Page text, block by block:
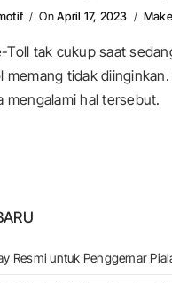
OnApril 17, 2023
Toll tak cukup saat
memang tidak
mengalami hal tersebut.
Resmi untuk Penggemar